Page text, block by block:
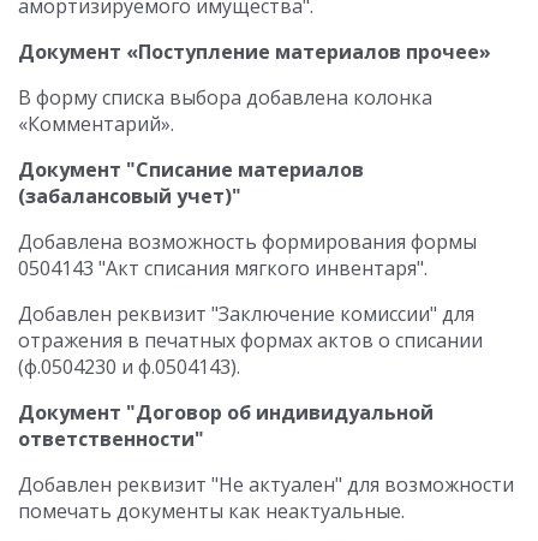
амортизируемого имущества".
Документ «Поступление материалов прочее»
В форму списка выбора добавлена колонка
«Комментарий».
Документ "Списание материалов
(забалансовый учет)"
Добавлена возможность формирования формы
0504143 "Акт списания мягкого инвентаря".
Добавлен реквизит "Заключение комиссии" для
отражения в печатных формах актов о списании
(ф.0504230 и ф.0504143).
Документ "Договор об индивидуальной
ответственности"
Добавлен реквизит "Не актуален" для возможности
помечать документы как неактуальные.